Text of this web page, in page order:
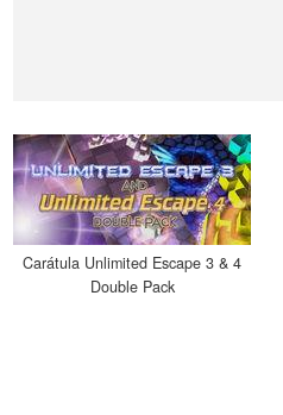
Carátula Unlimited Escape 3 & 4
Double Pack